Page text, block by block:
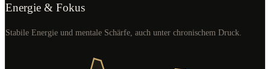
Energie & Fokus
Stabile Energie und mentale Schärfe, auch unter chronischem Druck.